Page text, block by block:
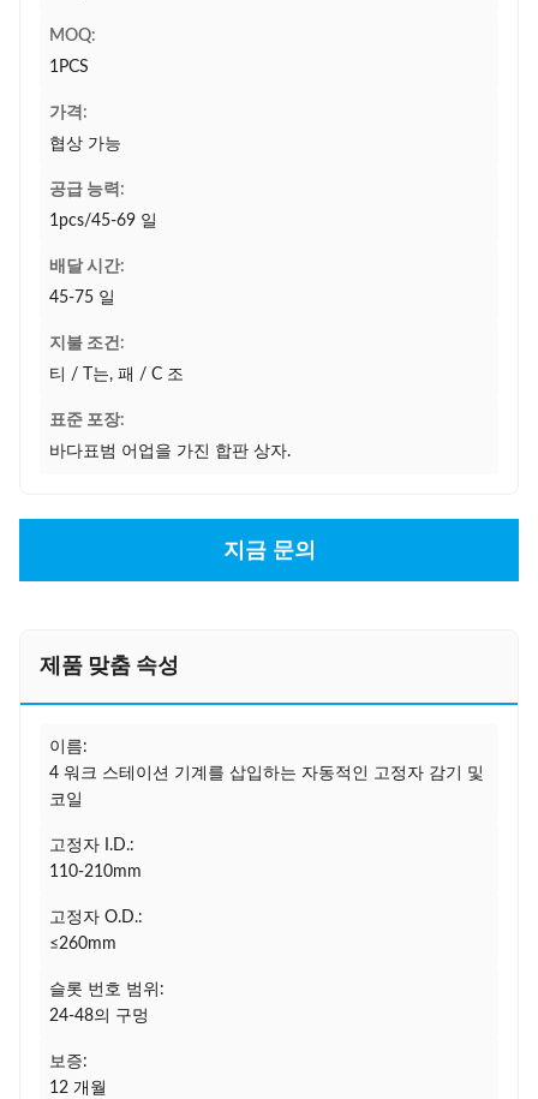
MOQ:
1PCS
가격:
협상 가능
공급 능력:
1pcs/45-69 일
배달 시간:
45-75 일
지불 조건:
티 / T는, 패 / C 조
표준 포장:
바다표범 어업을 가진 합판 상자.
지금 문의
제품 맞춤 속성
이름:
4 워크 스테이션 기계를 삽입하는 자동적인 고정자 감기 및
코일
고정자 I.D.:
110-210mm
고정자 O.D.:
≤260mm
슬롯 번호 범위:
24-48의 구멍
보증:
12 개월